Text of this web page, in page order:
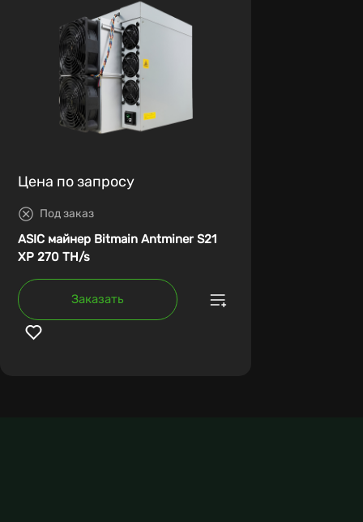
Цена по запросу
Под заказ
ASIC майнер Bitmain Antminer S21
XP 270 TH/s
Заказать